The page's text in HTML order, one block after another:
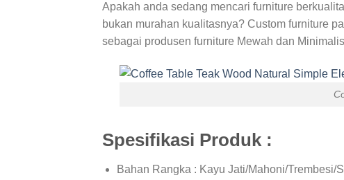
Apakah anda sedang mencari furniture
bukan murahan kualitasnya? Custom furniture
sebagai produsen furniture Mewah dan
Spesifikasi Produk :
Bahan Rangka : Kayu Jati/Mahoni/Trembesi/